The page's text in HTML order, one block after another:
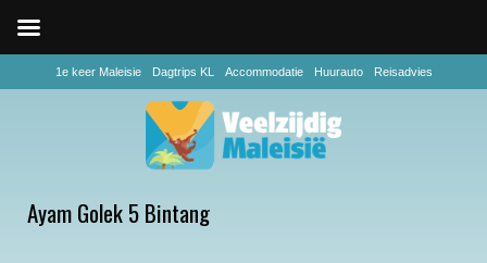
1e keer Maleisie Dagtrips KL Accommodatie Huurauto Reisadvies
Ayam Golek 5 Bintang